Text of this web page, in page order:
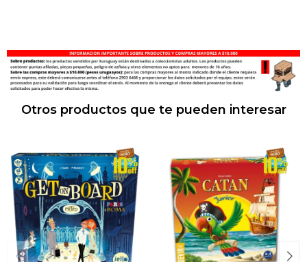
Otros productos que te pueden interesar